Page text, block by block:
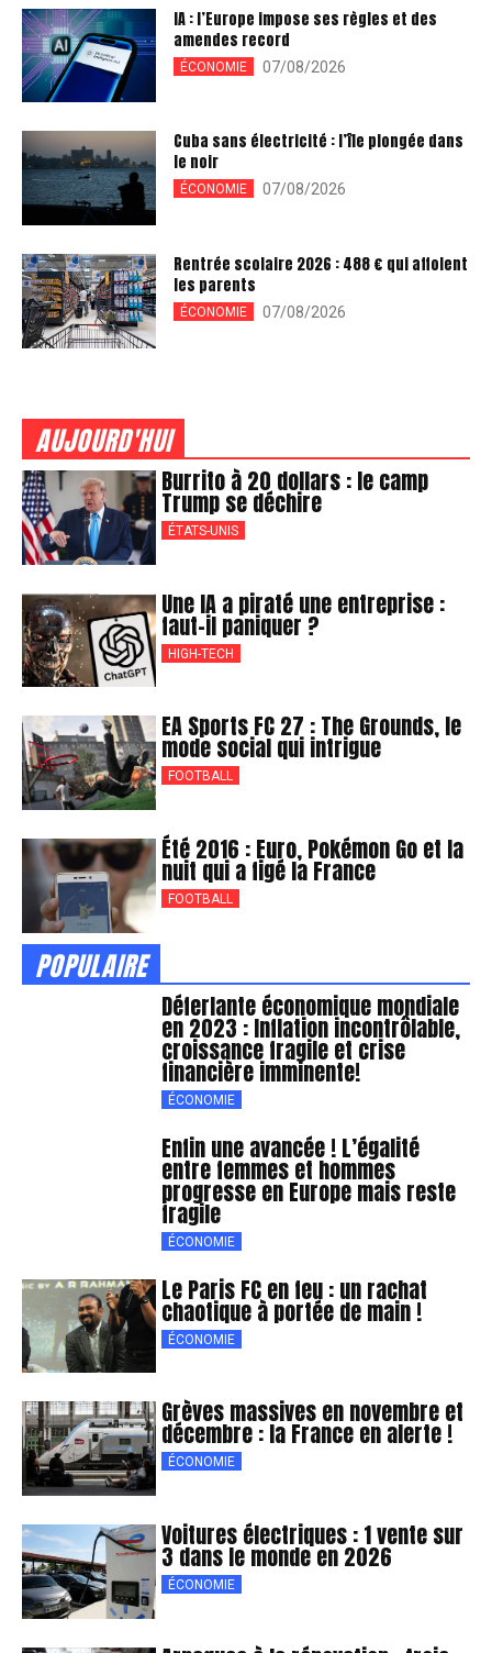
IA : l’Europe impose ses règles et des
amendes record
ÉCONOMIE 07/08/2026
Cuba sans électricité : l’île plongée dans
le noir
ÉCONOMIE 07/08/2026
Rentrée scolaire 2026 : 488 € qui affolent
les parents
ÉCONOMIE 07/08/2026
AUJOURD'HUI
Burrito à 20 dollars : le camp
Trump se déchire
ÉTATS-UNIS
Une IA a piraté une entreprise :
faut-il paniquer ?
HIGH-TECH
EA Sports FC 27 : The Grounds, le
mode social qui intrigue
FOOTBALL
Été 2016 : Euro, Pokémon Go et la
nuit qui a figé la France
FOOTBALL
POPULAIRE
Déferlante économique mondiale
en 2023 : Inflation incontrôlable,
croissance fragile et crise
financière imminente!
ÉCONOMIE
Enfin une avancée ! L’égalité
entre femmes et hommes
progresse en Europe mais reste
fragile
ÉCONOMIE
Le Paris FC en feu : un rachat
chaotique à portée de main !
ÉCONOMIE
Grèves massives en novembre et
décembre : la France en alerte !
ÉCONOMIE
Voitures électriques : 1 vente sur
3 dans le monde en 2026
ÉCONOMIE